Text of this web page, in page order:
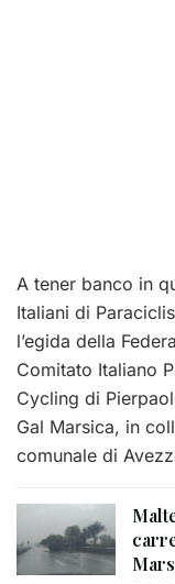
A tener banco in
Italiani di
l’egida della
Comitato Italiano
Cycling di
Gal Marsica, in
comunale di